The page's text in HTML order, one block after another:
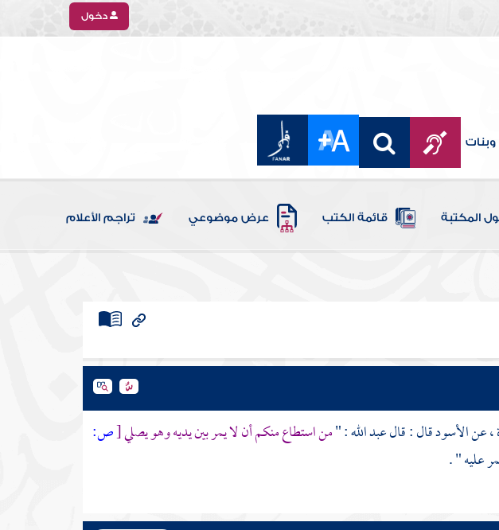
دخول
وبنات
المكتبة قائمة الكتب عرض موضوعي تراجم الأعلام
، عنالأسودقال : قالعبد الله: "من استطاع منكم أن لا يمر بين يديه وهو يصلي[ص:
عليه " .